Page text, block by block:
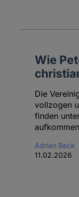
Wie
Die
vollzogen
finden
Adrian Beck
11.02.2026